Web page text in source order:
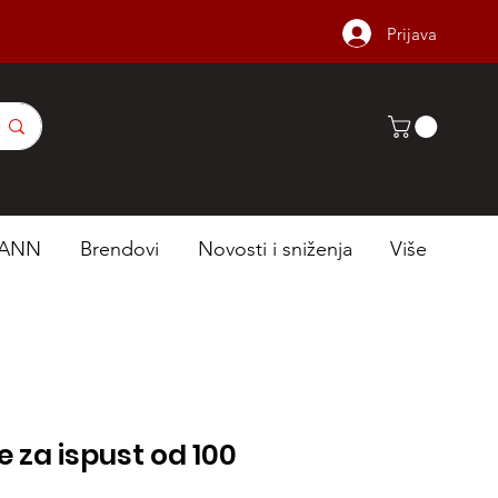
Prijava
Brendovi Novosti i sniženja Više
za ispust od 100